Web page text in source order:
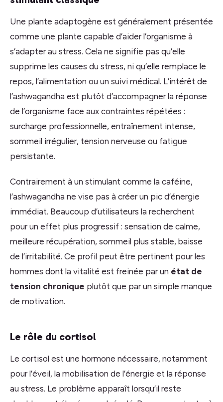
Une plante adaptogène est généralement présentée
comme une plante capable d’aider l’organisme à
s’adapter au stress. Cela ne signifie pas qu’elle
supprime les causes du stress, ni qu’elle remplace le
repos, l’alimentation ou un suivi médical. L’intérêt de
l’ashwagandha est plutôt d’accompagner la réponse
de l’organisme face aux contraintes répétées :
surcharge professionnelle, entraînement intense,
sommeil irrégulier, tension nerveuse ou fatigue
persistante.
Contrairement à un stimulant comme la caféine,
l’ashwagandha ne vise pas à créer un pic d’énergie
immédiat. Beaucoup d’utilisateurs la recherchent
pour un effet plus progressif : sensation de calme,
meilleure récupération, sommeil plus stable, baisse
de l’irritabilité. Ce profil peut être pertinent pour les
hommes dont la vitalité est freinée par un état de
tension chronique plutôt que par un simple manque
de motivation.
Le rôle du cortisol
Le cortisol est une hormone nécessaire, notamment
pour l’éveil, la mobilisation de l’énergie et la réponse
au stress. Le problème apparaît lorsqu’il reste